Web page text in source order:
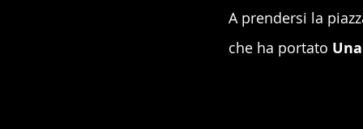
A prendersi la
che ha portato